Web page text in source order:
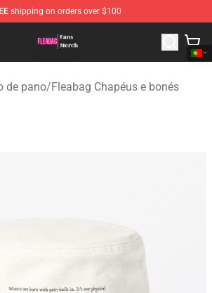
shipping on orders over $100
- Official Fleabag Merchandise Shop
de pano/Fleabag Chapéus e bonés